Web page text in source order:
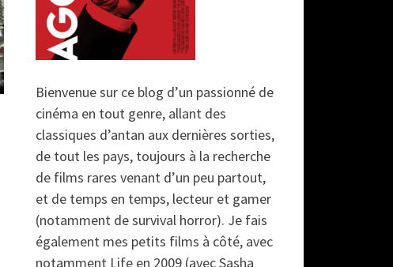
Bienvenue sur ce blog d’un passionné de
cinéma en tout genre, allant des
classiques d’antan aux dernières sorties,
de tout les pays, toujours à la recherche
de films rares venant d’un peu partout,
et de temps en temps, lecteur et gamer
(notamment de survival horror). Je fais
également mes petits films à côté, avec
notamment Life en 2009 (avec Sasha